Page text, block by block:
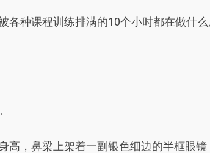
各种课程训练排满的10个小时都在做什
，鼻梁上架着一副银色细边的半框眼镜